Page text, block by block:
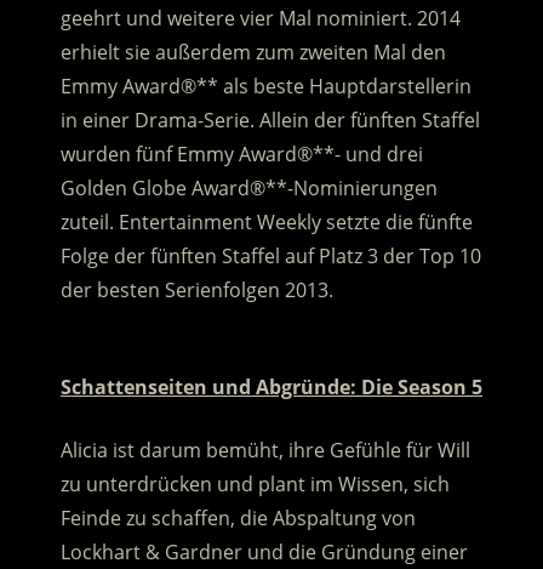
geehrt und weitere vier Mal nominiert. 2014
erhielt sie außerdem zum zweiten Mal den
Emmy Award®** als beste Hauptdarstellerin
in einer Drama-Serie. Allein der fünften Staffel
wurden fünf Emmy Award®**- und drei
Golden Globe Award®**-Nominierungen
zuteil. Entertainment Weekly setzte die fünfte
Folge der fünften Staffel auf Platz 3 der Top 10
der besten Serienfolgen 2013.
Schattenseiten und Abgründe: Die Season 5
Alicia ist darum bemüht, ihre Gefühle für Will
zu unterdrücken und plant im Wissen, sich
Feinde zu schaffen, die Abspaltung von
Lockhart & Gardner und die Gründung einer